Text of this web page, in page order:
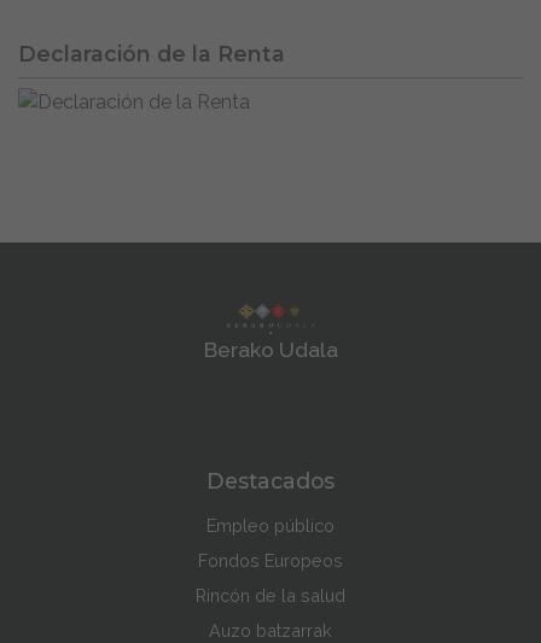
Declaración de la Renta
Berako Udala
Destacados
Empleo público
Fondos Europeos
Rincón de la salud
Auzo batzarrak